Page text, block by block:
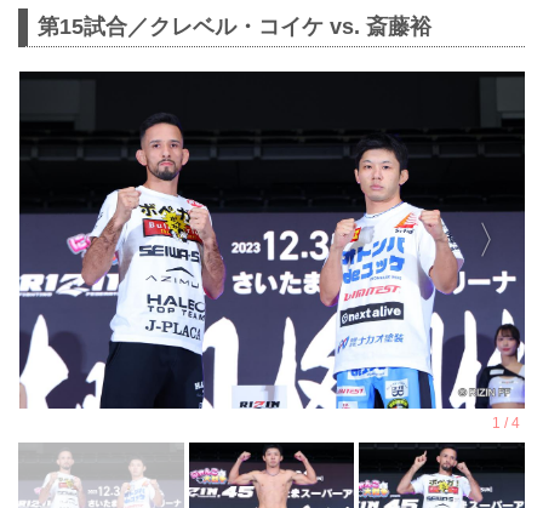
第15試合／クレベル・コイケ vs. 斎藤裕